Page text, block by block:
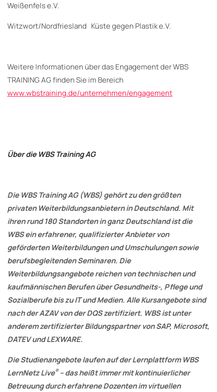
Weißenfels e.V.
Witzwort/Nordfriesland Küste gegen Plastik e.V.
Weitere Informationen über das Engagement der WBS
TRAINING AG finden Sie im Bereich
www.wbstraining.de/unternehmen/engagement
Über die WBS Training AG
Die WBS Training AG (WBS) gehört zu den größten
privaten Weiterbildungsanbietern in Deutschland. Mit
ihren rund 180 Standorten in ganz Deutschland ist die
WBS ein erfahrener, qualifizierter Anbieter von
geförderten Weiterbildungen und Umschulungen sowie
berufsbegleitenden Seminaren. Die
Weiterbildungsangebote reichen von technischen und
kaufmännischen Berufen über Gesundheits-, Pflege und
Sozialberufe bis zu IT und Medien. Alle Kursangebote sind
nach der AZAV von der DQS zertifiziert. WBS ist unter
anderem zertifizierter Bildungspartner von SAP, Microsoft,
DATEV und LEXWARE.
Die Studienangebote laufen auf der Lernplattform WBS
LernNetz Live®– das heißt immer mit kontinuierlicher
Betreuung durch erfahrene Dozenten im virtuellen